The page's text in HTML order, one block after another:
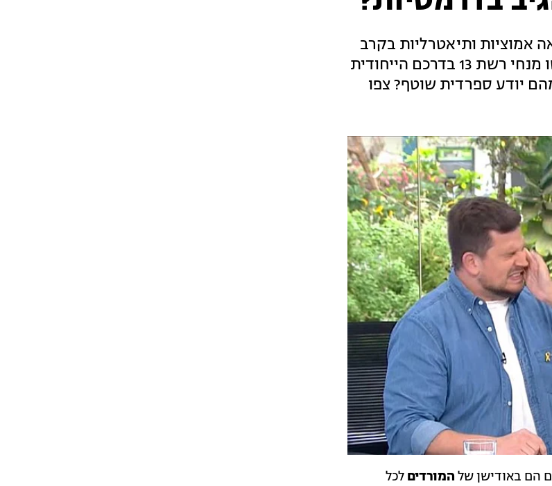
אמוציות ותיאטרליות בקרב
הדיירים. כמחווה למשימה שתשודר הערב (רביעי) התייחסו מנחי רשת 13 בדרכם הייחודית
יודע ספרדית שוטף? צפו
הם באודישן של המורדים לכל